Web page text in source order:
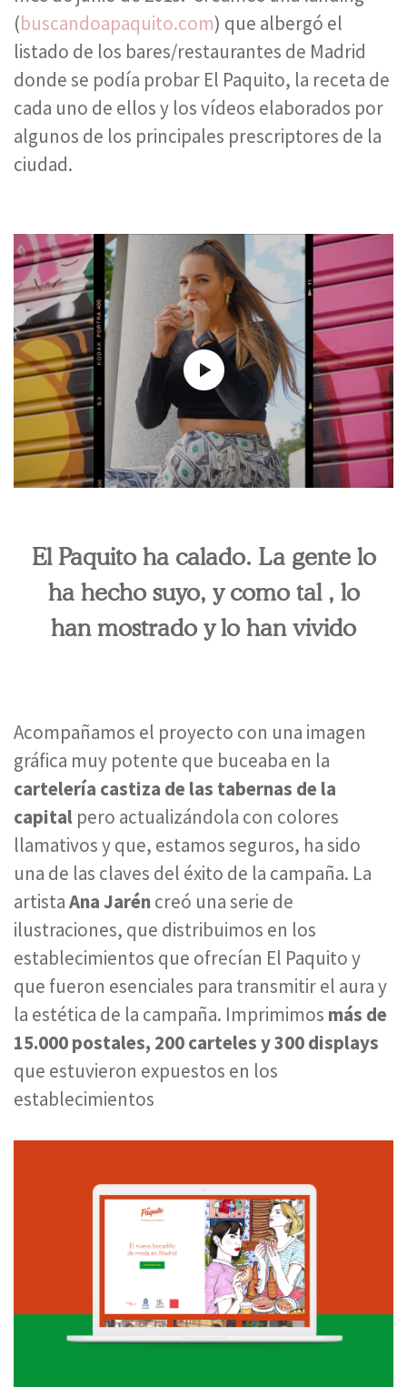
(buscandoapaquito.com) que albergó el
listado de los bares/restaurantes de Madrid
donde se podía probar El Paquito, la receta de
cada uno de ellos y los vídeos elaborados por
algunos de los principales prescriptores de la
ciudad.
El Paquito ha calado. La gente lo
ha hecho suyo, y como tal , lo
han mostrado y lo han vivido
Acompañamos el proyecto con una imagen
gráfica muy potente que buceaba en la
cartelería castiza de las tabernas de la
capital pero actualizándola con colores
llamativos y que, estamos seguros, ha sido
una de las claves del éxito de la campaña. La
artistaAna Jaréncreó una serie de
ilustraciones, que distribuimos en los
establecimientos que ofrecían El Paquito y
que fueron esenciales para transmitir el aura y
la estética de la campaña. Imprimimos más de
15.000 postales, 200 carteles y 300 displays
que estuvieron expuestos en los
establecimientos